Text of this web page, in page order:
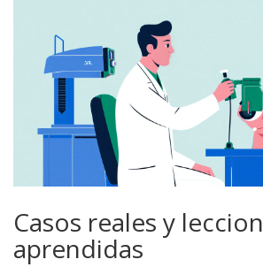
Casos reales y
aprendidas